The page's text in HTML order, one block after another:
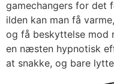
gamechangers for det
ilden kan man få
og få beskyttelse mod
en næsten hypnotisk
at snakke, og bare